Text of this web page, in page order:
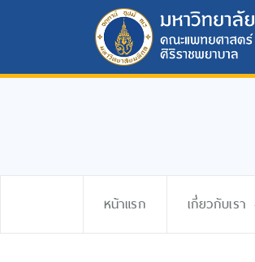
หน้าแรก เกี่ยวกับเรา